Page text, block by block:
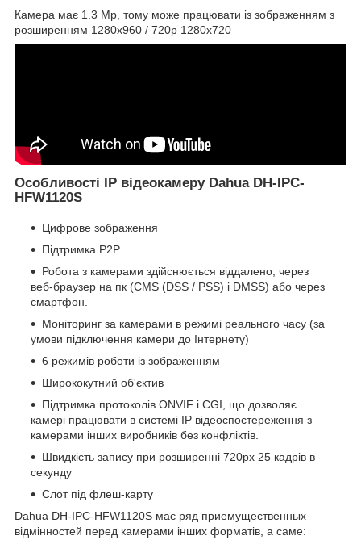
Камера має 1.3 Мр, тому може працювати із зображенням з
розширенням 1280х960 / 720p 1280x720
Особливості IP відеокамеру Dahua DH-IPC-
HFW1120S
Dahua DH-IPC-HFW1120S має ряд приемущественных
відмінностей перед камерами інших форматів, а саме:
Цифрове зображення
Підтримка Р2Р
Робота з камерами здійснюється віддалено, через
веб-браузер на пк (CMS (DSS / PSS) і DMSS) або через
смартфон.
Моніторинг за камерами в режимі реального часу (за
умови підключення камери до Інтернету)
6 режимів роботи із зображенням
Ширококутний об'єктив
Підтримка протоколів ONVIF і CGI, що дозволяє
камері працювати в системі IP відеоспостереження з
камерами інших виробників без конфліктів.
Швидкість запису при розширенні 720px 25 кадрів в
секунду
Слот під флеш-карту